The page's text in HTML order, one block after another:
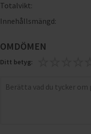
Totalvikt:
Innehållsmängd:
OMDÖMEN
Ditt betyg: